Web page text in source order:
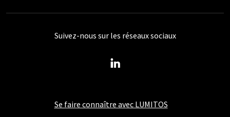
Se faire connaître avec LUMITOS
Suivez-nous sur les réseaux sociaux